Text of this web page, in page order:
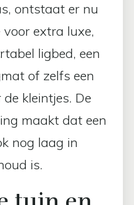
ontstaat er nu
extra luxe,
ligbed, een
of zelfs een
kleintjes. De
maakt dat een
nog laag in
is.